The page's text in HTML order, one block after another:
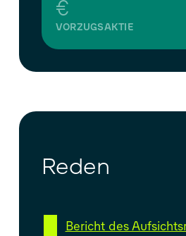
€
VORZUGSAKTIE
Reden
Bericht des